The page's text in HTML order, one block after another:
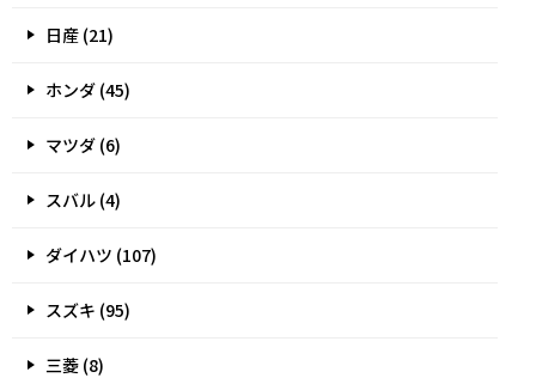
日産 (21)
ホンダ (45)
マツダ (6)
スバル (4)
ダイハツ (107)
スズキ (95)
三菱 (8)